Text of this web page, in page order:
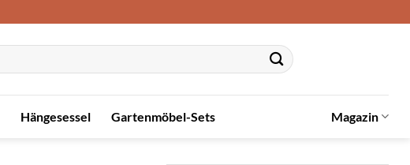
Hängesessel Gartenmöbel-Sets Magazin